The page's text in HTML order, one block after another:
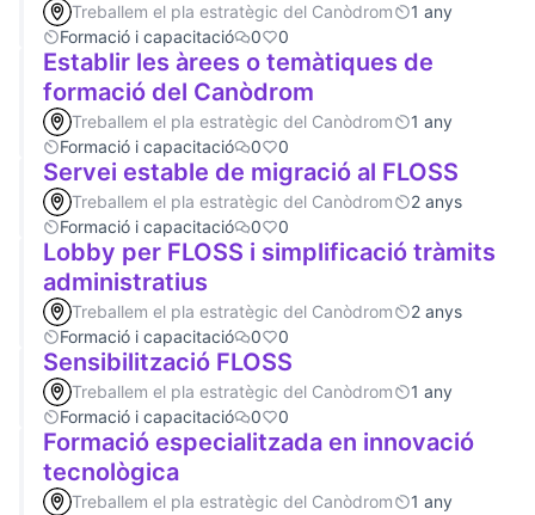
Treballem el pla estratègic del Canòdrom
1 any
Formació i capacitació
0 0
Establir les àrees o temàtiques de
formació del Canòdrom
Treballem el pla estratègic del Canòdrom
1 any
Formació i capacitació
0 0
Servei estable de migració al FLOSS
Treballem el pla estratègic del Canòdrom
2 anys
Formació i capacitació
0 0
Lobby per FLOSS i simplificació tràmits
administratius
Treballem el pla estratègic del Canòdrom
2 anys
Formació i capacitació
0 0
Sensibilització FLOSS
Treballem el pla estratègic del Canòdrom
1 any
Formació i capacitació
0 0
Formació especialitzada en innovació
tecnològica
Treballem el pla estratègic del Canòdrom
1 any